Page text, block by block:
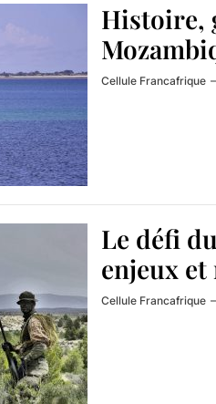
Histoire,
Cellule Francafrique
Le défi
enjeux et
Cellule Francafrique